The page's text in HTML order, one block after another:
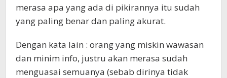
merasa apa yang ada di pikirannya itu sudah
yang paling benar dan paling akurat.
Dengan kata lain : orang yang miskin wawasan
dan minim info, justru akan merasa sudah
menguasai semuanya (sebab dirinya tidak